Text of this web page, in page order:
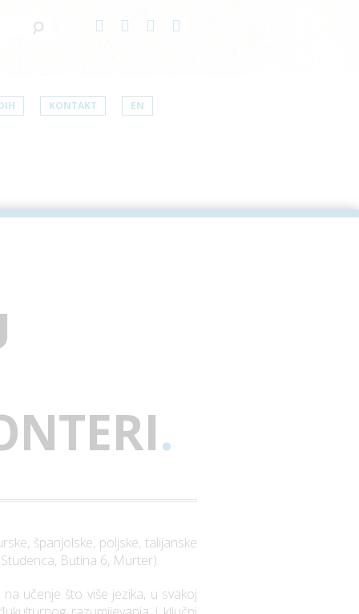
KONTAKT EN
.
španjolske, poljske, talijanske
Butina 6, Murter).
učenje što više jezika, u svakoj